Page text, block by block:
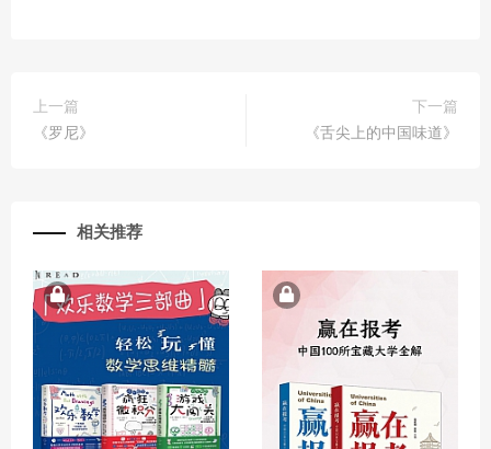
上一篇
《罗尼》
下一篇
《舌尖上的中国味道》
相关推荐